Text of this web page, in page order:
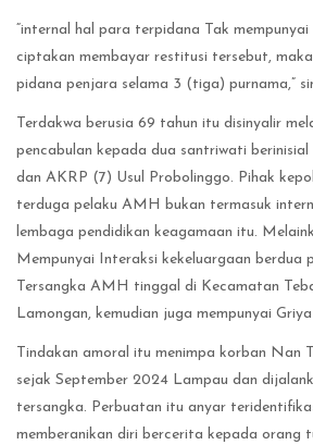
“internal hal para terpidana Tak
ciptakan membayar restitusi tersebut,
pidana penjara selama 3 (tiga) purnama,”
Terdakwa berusia 69 tahun itu disinyalir
pencabulan kepada dua santriwati berinisial
dan AKRP (7) Usul Probolinggo. Pihak
terduga pelaku AMH bukan termasuk
lembaga pendidikan keagamaan itu.
Mempunyai Interaksi kekeluargaan berdua
Tersangka AMH tinggal di Kecamatan
Lamongan, kemudian juga mempunyai
Tindakan amoral itu menimpa korban Nan
sejak September 2024 Lampau dan
tersangka. Perbuatan itu anyar
memberanikan diri bercerita kepada orang